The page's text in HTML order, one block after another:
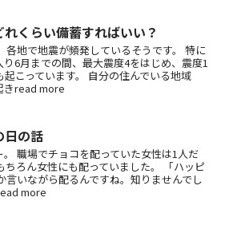
れくらい備蓄すればいい？
各地で地震が頻発しているそうです。 特に
6月までの間、最大震度4をはじめ、震度1
こっています。 自分の住んでいる地域
きread more
日の話
職場でチョコを配っていた女性は1人だ
ちろん女性にも配っていました。 「ハッピ
言いながら配るんですね。知りませんでし
more